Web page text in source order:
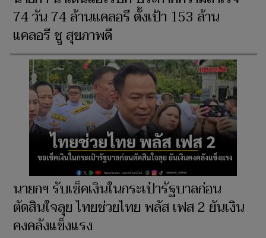
74 วัน 74 ล้านแคลอรี ตั้งเป้า 153 ล้าน
แคลอรี ชู สุขภาพดี
นายกฯ รับเช็คเงินในกระเป๋ารัฐบาลก่อน
ตัดสินใจลุย ไทยช่วยไทย พลัส เฟส 2 ยันเงิน
คงคลังแข็งแรง